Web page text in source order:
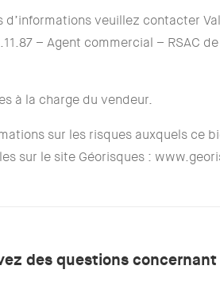
d’informations veuillez contacter
– Agent commercial – RSAC
à la charge du vendeur.
sur les risques auxquels ce
sur le site Géorisques :
des questions